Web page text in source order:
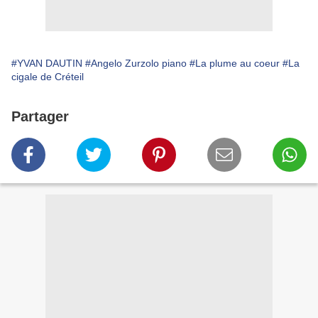
#YVAN DAUTIN #Angelo Zurzolo piano #La plume au coeur #La
cigale de Créteil
Partager